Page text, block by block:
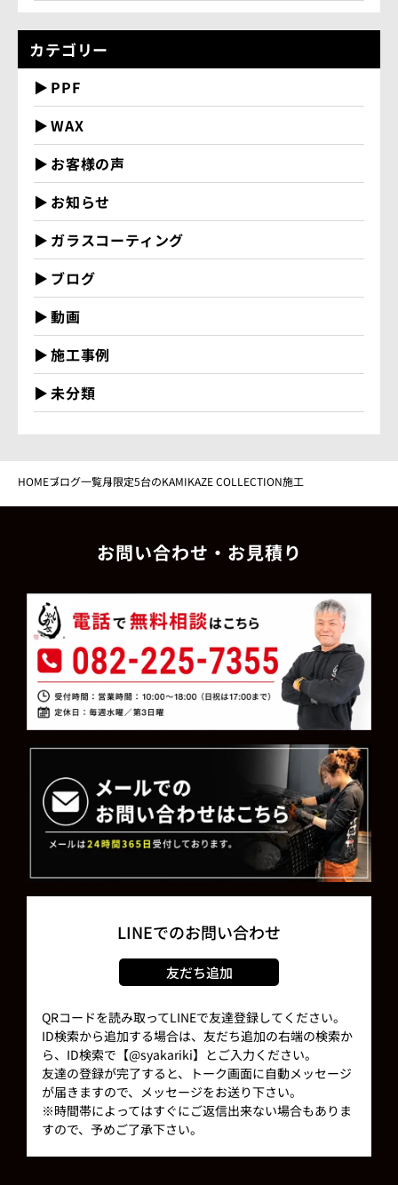
カテゴリー
PPF
WAX
お客様の声
お知らせ
ガラスコーティング
ブログ
動画
施工事例
未分類
HOMEブログ一覧月限定5台のKAMIKAZE COLLECTION施工
お問い合わせ・お見積り
LINEでのお問い合わせ
友だち追加
QRコードを読み取ってLINEで友達登録してください。
ID検索から追加する場合は、友だち追加の右端の検索か
ら、ID検索で【@syakariki】とご入力ください。
友達の登録が完了すると、トーク画面に自動メッセージ
が届きますので、メッセージをお送り下さい。
※時間帯によってはすぐにご返信出来ない場合もありま
すので、予めご了承下さい。